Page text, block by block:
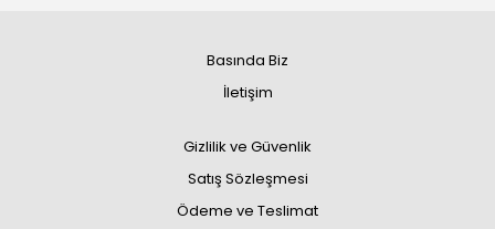
Basında Biz
İletişim
Gizlilik ve Güvenlik
Satış Sözleşmesi
Ödeme ve Teslimat